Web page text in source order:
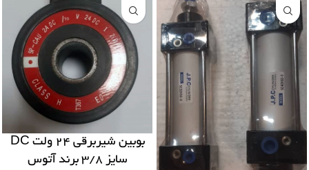
بوبین شیربرقی 24 ولت DC
سایز 3/8 برند آتوس